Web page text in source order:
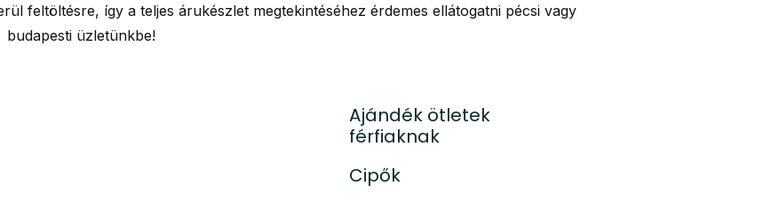
feltöltésre, így a teljes árukészlet megtekintéséhez érdemes ellátogatni pécsi vagy
budapesti üzletünkbe!
Ajándék ötletek
férfiaknak
Cipők